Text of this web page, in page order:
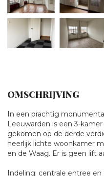
OMSCHRIJVING
In een prachtig
Leeuwarden is een 3-
gekomen op de derde
heerlijk lichte woonkamer
en de Waag. Er is geen lift
Indeling: centrale entree